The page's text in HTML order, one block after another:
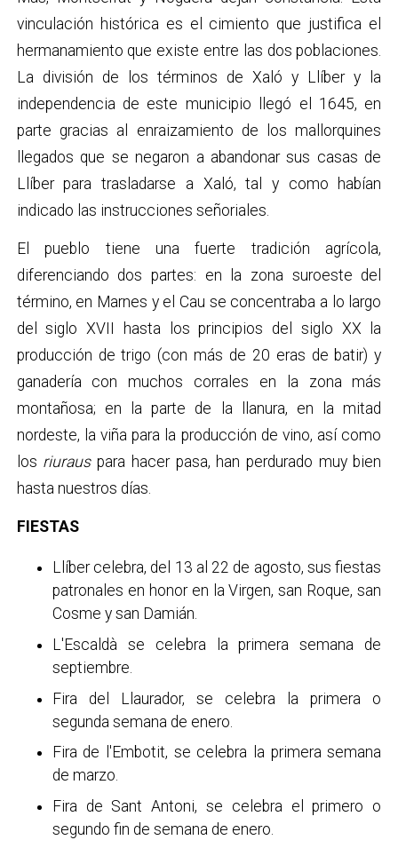
vinculación histórica es el cimiento que justifica el
hermanamiento que existe entre las dos poblaciones.
La división de los términos de Xaló y Llíber y la
independencia de este municipio llegó el 1645, en
parte gracias al enraizamiento de los mallorquines
llegados que se negaron a abandonar sus casas de
Llíber para trasladarse a Xaló, tal y como habían
indicado las instrucciones señoriales.
El pueblo tiene una fuerte tradición agrícola,
diferenciando dos partes: en la zona suroeste del
término, en Marnes y el Cau se concentraba a lo largo
del siglo XVII hasta los principios del siglo XX la
producción de trigo (con más de 20 eras de batir) y
ganadería con muchos corrales en la zona más
montañosa; en la parte de la llanura, en la mitad
nordeste, la viña para la producción de vino, así como
los riurauspara hacer pasa, han perdurado muy bien
hasta nuestros días.
FIESTAS
Llíber celebra, del 13 al 22 de agosto, sus fiestas
patronales en honor en la Virgen, san Roque, san
Cosme y san Damián.
L'Escaldà se celebra la primera semana de
septiembre.
Fira del Llaurador, se celebra la primera o
segunda semana de enero.
Fira de l'Embotit, se celebra la primera semana
de marzo.
Fira de Sant Antoni, se celebra el primero o
segundo fin de semana de enero.